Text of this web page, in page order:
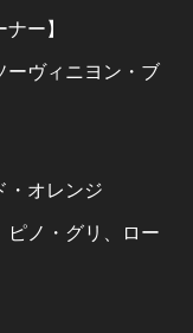
ー】
ヴィニヨン・ブ
オレンジ
ピノ・グリ、ロー